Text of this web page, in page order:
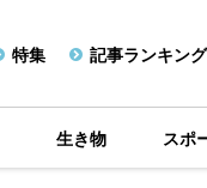
特集 記事ランキング
生き物 スポ